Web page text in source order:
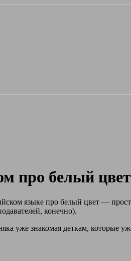
про белый
языке про белый цвет —
конечно).
уже знакомая деткам, которые